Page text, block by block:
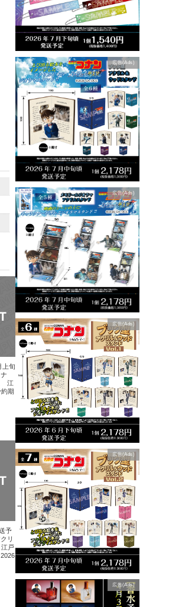
広告(Ads)
広告(Ads)
広告(Ads)
広告(Ads)
広告(Ads)
上旬
江
期
予
リ
戸